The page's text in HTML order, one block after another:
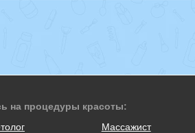
на процедуры красоты:
Массажист